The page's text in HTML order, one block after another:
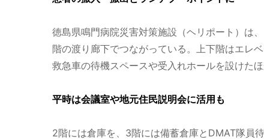
徳島県鳴門病院災害対策施設（ヘリポート）は
階の渡り廊下でつながっている。上下階はエレ
救急車の待機スペースや受入れホールを設けた
平時は会議室や地元住民説明会に活用も
2階には倉庫を、3階には備蓄倉庫とDMAT隊員